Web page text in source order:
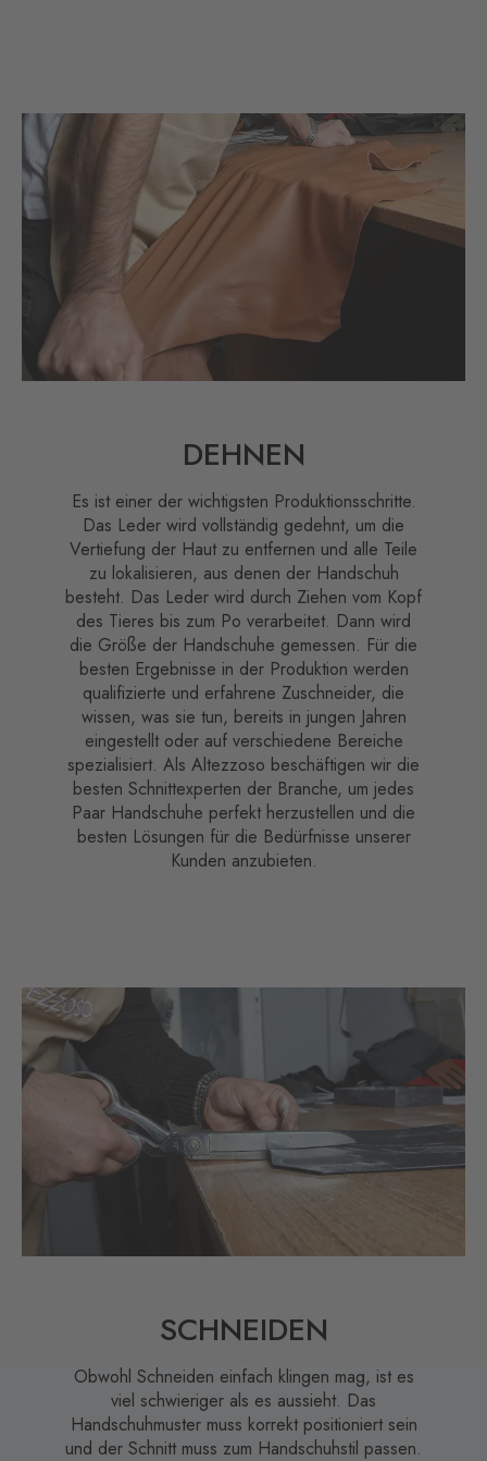
DEHNEN
Es ist einer der wichtigsten Produktionsschritte.
Das Leder wird vollständig gedehnt, um die
Vertiefung der Haut zu entfernen und alle Teile
zu lokalisieren, aus denen der Handschuh
besteht. Das Leder wird durch Ziehen vom Kopf
des Tieres bis zum Po verarbeitet. Dann wird
die Größe der Handschuhe gemessen. Für die
besten Ergebnisse in der Produktion werden
qualifizierte und erfahrene Zuschneider, die
wissen, was sie tun, bereits in jungen Jahren
eingestellt oder auf verschiedene Bereiche
spezialisiert. Als Altezzoso beschäftigen wir die
besten Schnittexperten der Branche, um jedes
Paar Handschuhe perfekt herzustellen und die
besten Lösungen für die Bedürfnisse unserer
Kunden anzubieten.
SCHNEIDEN
Obwohl Schneiden einfach klingen mag, ist es
viel schwieriger als es aussieht. Das
Handschuhmuster muss korrekt positioniert sein
und der Schnitt muss zum Handschuhstil passen.